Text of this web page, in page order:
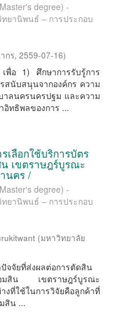
degree) -
ทยานิพนธ์ – การประกอบ
กร, 2559-07-16)
เพื่อ 1) ศึกษาการรับรู้การ
สนับสนุนจากองค์กร ความ
าลนครนครปฐม และความ
อิทธิพลของการ ...
เลือกใช้บริการบัตร
เขตราษฎร์บูรณะ
นคร /
degree) -
ทยานิพนธ์ – การประกอบ
(มหาวิทยาลัย
จจัยที่ส่งผลต่อการตัดสิน
ออมสิน เขตราษฎร์บูรณะ
ที่ใช้ในการวิจัยคือลูกค้าที่
สิน ...